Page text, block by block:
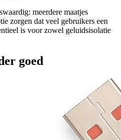
meerdere maatjes
zorgen dat veel gebruikers een
is voor zowel geluidsisolatie
goed